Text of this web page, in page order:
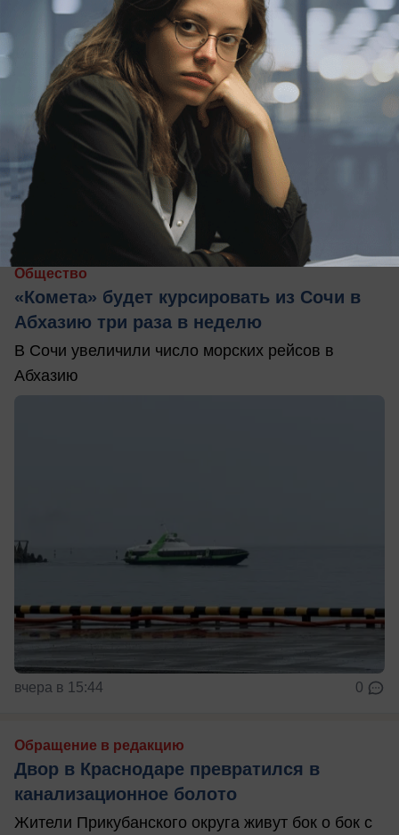
вчера в 16:27
Общество
«Комета» будет курсировать из Сочи в
Абхазию три раза в неделю
В Сочи увеличили число морских рейсов в
Абхазию
вчера в 15:44 0
Обращение в редакцию
Двор в Краснодаре превратился в
канализационное болото
Жители Прикубанского округа живут бок о бок с